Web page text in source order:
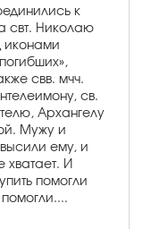
к
свт. Николаю
иконами
свв. мчч.
св.
Архангелу
Мужу и
ему, и
хватает. И
помогли